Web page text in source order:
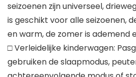
seizoenen zijn universeel,
is geschikt voor alle seizoenen,
en warm, de zomer is ademend
□ Verleidelijke kinderwagen:
gebruiken de slaapmodus,